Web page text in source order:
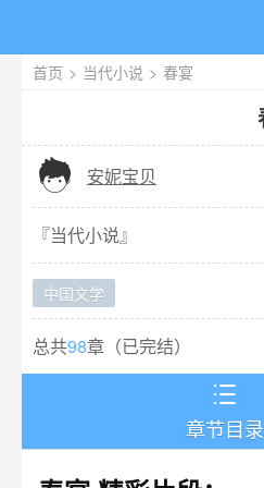
首页 > 当代小说 > 春宴
 安妮宝贝
『当代小说』
中国文学
总共98章（已完结）

章节目录